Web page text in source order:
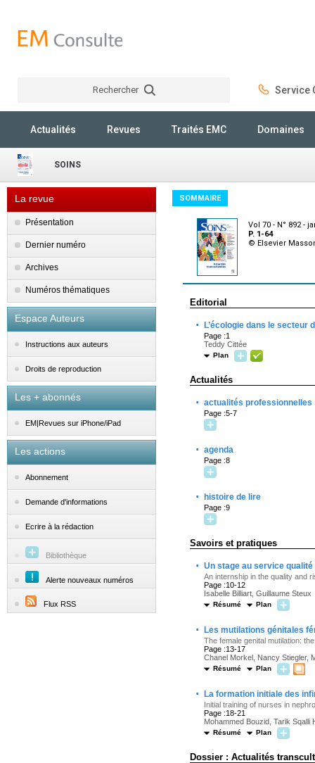
Rechercher Service
Actualités Revues Traités EMC Domaines
SOINS
La revue
Présentation
Dernier numéro
Archives
Numéros thématiques
Espace Auteurs
Instructions aux auteurs
Droits de reproduction
Les + abonnés
EM|Revues sur iPhone/iPad
Les actions
Abonnement
Demande d'informations
Ecrire à la rédaction
Bibliothèque
Alerte nouveaux numéros
Flux RSS
SOMMAIRE
Vol 70 - N° 892 -
P. 1-64
© Elsevier
Editorial
· L’écologie dans le secteur
Page :1
Teddy Cittée
Plan
Actualités
· actualités professionnelles
Page :5-7
· agenda
Page :8
· histoire de lire
Page :9
Savoirs et pratiques
· Un stage au service
An internship in the quality and
Page :10-12
Isabelle Billiart, Guillaume Steux
Résumé Plan
· Les mutilations génitales
The female genital mutilation:
Page :13-17
Chanel Morkel, Nancy Stiegler,
Résumé Plan
· La formation initiale des
Initial training of nurses in
Page :18-21
Mohammed Bouzid, Tarik Sqalli
Résumé Plan
Dossier : Actualités